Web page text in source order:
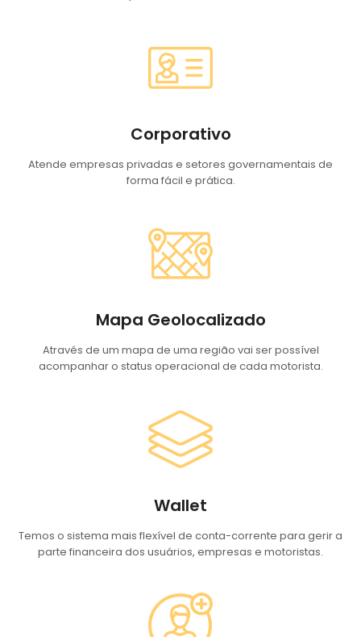
Corporativo
Atende empresas privadas e setores governamentais de
forma fácil e prática.
Mapa Geolocalizado
Através de um mapa de uma região vai ser possível
acompanhar o status operacional de cada motorista.
Wallet
Temos o sistema mais flexível de conta-corrente para gerir a
parte financeira dos usuários, empresas e motoristas.